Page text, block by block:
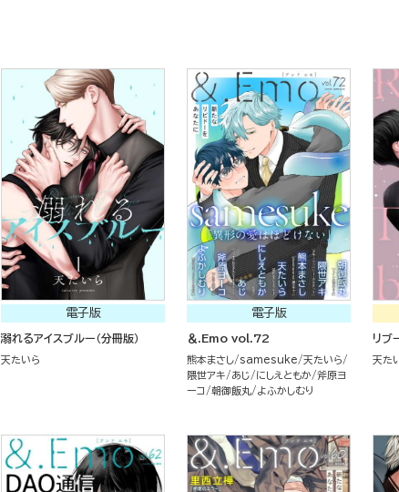
電子版
溺れるアイスブルー（分冊版）
天たいら
電子版
＆.Emo vol.72
熊本まさし samesuke
天たいら
隈世アキ
あじ にしえともか
斧原ヨ
ーコ
朝御飯丸 よふかしむり
リブ
天た